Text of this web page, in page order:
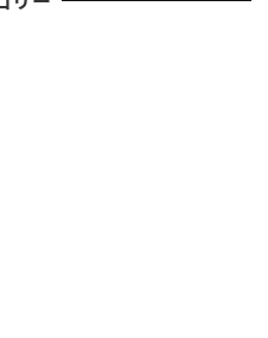
と 軍につい
ねってなって
なのでそれより
の時にまだ
か 火薬の匂い
の時代にという
ます 一体何が
の北朝鮮とね